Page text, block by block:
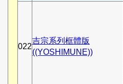
022
吉宗系列框體版
((YOSHIMUNE))